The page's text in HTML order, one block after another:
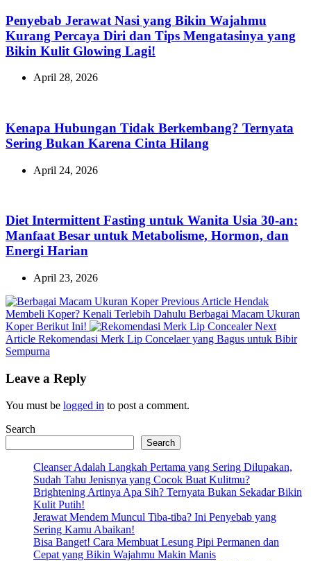
Penyebab Jerawat Nasi yang Bikin Wajahmu
Kurang Percaya Diri dan Tips Mengatasinya yang
Bikin Kulit Glowing Lagi!
April 28, 2026
Kenapa Hubungan Tidak Berkembang? Ternyata
Sering Bukan Karena Cinta Hilang
April 24, 2026
Diet Intermittent Fasting untuk Wanita Usia 30-an:
Manfaat Besar untuk Metabolisme, Hormon, dan
Energi Harian
April 23, 2026
Previous Article Previous
Post:
Hendak
Membeli Koper? Kenali Terlebih Dahulu Berbagai Macam Ukuran
Koper Berikut Ini!
Next
Article Next
Post:
Rekomendasi Merk Lip Concelaer yang Bagus untuk Bibir
Sempurna
Leave a Reply
You must be logged in to post a comment.
Search
Search
Cleanser Adalah Langkah Pertama yang Sering Dilupakan,
Sudah Tahu Jenisnya yang Cocok Buat Kulitmu?
Brightening Artinya Apa Sih? Ternyata Bukan Sekadar Bikin
Kulit Putih!
Jerawat Mendem Muncul Tiba-tiba? Ini Penyebab yang
Sering Kamu Abaikan!
Bisa Banget! Cara Membuat Lesung Pipi Permanen dan
Cepat yang Bikin Wajahmu Makin Manis